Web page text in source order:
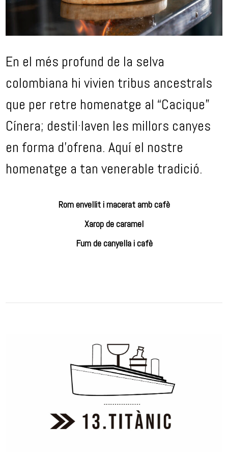
En el més profund de la selva
colombiana hi vivien tribus ancestrals
que per retre homenatge al “Cacique”
Cínera; destil·laven les millors canyes
en forma d’ofrena. Aquí el nostre
homenatge a tan venerable tradició.
Rom envellit i macerat amb cafè
Xarop de caramel
Fum de canyella i cafè